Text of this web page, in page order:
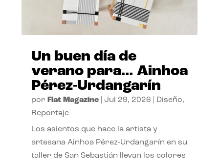
Un buen día de
verano para… Ainhoa
Pérez-Urdangarín
por Flat Magazine| Jul 29, 2026 Diseño,
Reportaje
Los asientos que hace la artista y
artesana Ainhoa Pérez-Urdangarín en su
taller de San Sebastián llevan los colores